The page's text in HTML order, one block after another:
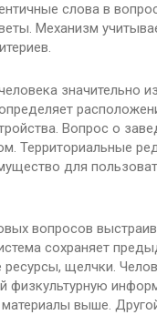
слова в
Механизм
значительно
Вопрос о
Территориальные
для
вопросов
сохраняет
щелчки.
физкультурную
выше.